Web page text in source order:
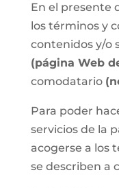
En el presente
los términos y
contenidos y/o
(página Web
comodatario
Para poder
servicios de la
acogerse a los
se describen a